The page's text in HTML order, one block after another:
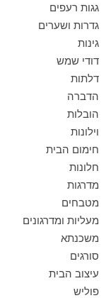
גגות רעפים
גדרות ושערים
גינות
דודי שמש
דלתות
הדברה
הובלות
וילונות
חימום הבית
חלונות
מדרגות
מטבחים
מעליות ומדרגונים
משכנתא
סורגים
עיצוב הבית
פוליש